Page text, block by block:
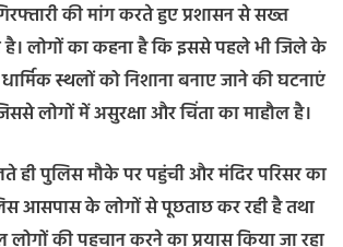
की मांग करते हुए प्रशासन से सख्त
है। लोगों का कहना है कि इससे पहले भी जिले के
स्थलों को निशाना बनाए जाने की घटनाएं
लोगों में असुरक्षा और चिंता का माहौल है।
ही पुलिस मौके पर पहुंची और मंदिर परिसर का
आसपास के लोगों से पूछताछ कर रही है तथा
की पहचान करने का प्रयास किया जा रहा